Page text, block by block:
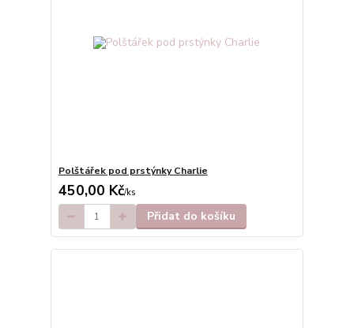
Polštářek pod prstýnky Charlie
450,00 Kč/ks
Přidat do košíku